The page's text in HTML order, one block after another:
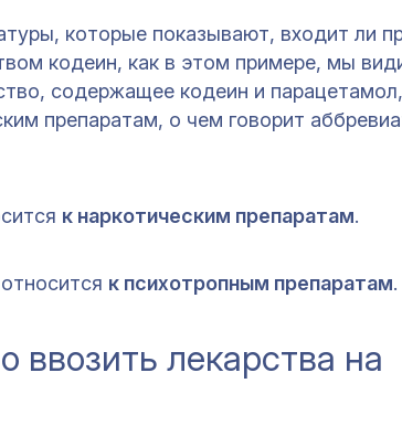
которые показывают, входит ли
кодеин, как в этом примере, мы
содержащее кодеин и
препаратам, о чем говорит
к наркотическим препаратам.
к психотропным препаратам.
ввозить лекарства на